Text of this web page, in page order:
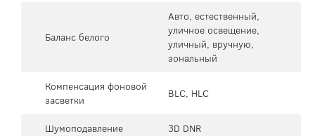
Баланс белого
Авто, естественный,
уличное освещение,
уличный, вручную,
зональный
Компенсация фоновой
засветки
BLC, HLC
Шумоподавление 3D DNR